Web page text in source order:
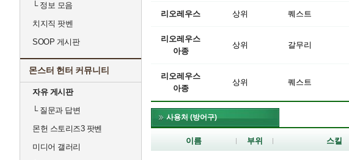
└정보 모음
치지직 팟벤
SOOP 게시판
몬스터 헌터 커뮤니티
자유 게시판
└질문과 답변
몬헌 스토리즈3 팟벤
미디어 갤러리
리오레우스 상위 퀘스트
리오레우스
아종
상위 갈무리
리오레우스
아종
상위 퀘스트
사용처 (방어구)
이름 부위 스킬